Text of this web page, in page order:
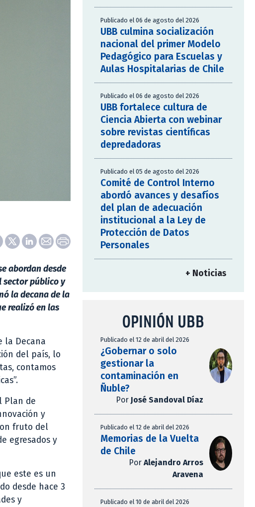
abordan desde
sector público y
la decana de la
realizó en las
la Decana
del país, lo
contamos
Plan de
y
fruto del
egresados y
este es un
desde hace 3
y
Publicado el 06 de agosto del 2026
UBB culmina socialización
nacional del primer Modelo
Pedagógico para Escuelas y
Aulas Hospitalarias de Chile
Publicado el 06 de agosto del 2026
UBB fortalece cultura de
Ciencia Abierta con webinar
sobre revistas científicas
depredadoras
Publicado el 05 de agosto del 2026
Comité de Control Interno
abordó avances y desafíos
del plan de adecuación
institucional a la Ley de
Protección de Datos
Personales
+ Noticias
OPINIÓN UBB
Publicado el 12 de abril del 2026
¿Gobernar o solo
gestionar la
contaminación en
Ñuble?
Por José Sandoval Díaz
Publicado el 12 de abril del 2026
Memorias de la Vuelta
de Chile
Por Alejandro Arros
Aravena
Publicado el 10 de abril del 2026